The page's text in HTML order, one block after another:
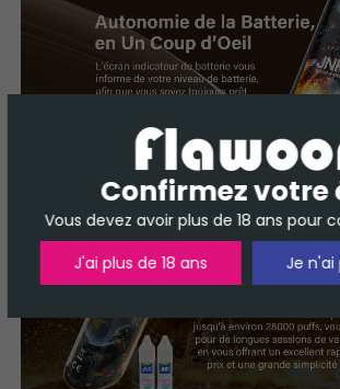
Confirmez votre
Vous devez avoir plus de 18 ans pour
J'ai plus de 18 ans
Je n'ai